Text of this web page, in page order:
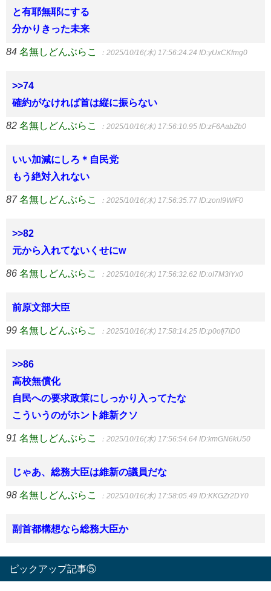
と有耶無耶にする
分かりきった未来
84 名無しどんぶらこ ：2025/10/16(木) 17:56:24.24 ID:yUxCKfmg0
>>74
確約がなければ首は縦に振らない
82 名無しどんぶらこ ：2025/10/16(木) 17:56:10.95 ID:zF6AabZb0
いい加減にしろ＊自民党
もう絶対入れない
87 名無しどんぶらこ ：2025/10/16(木) 17:56:35.77 ID:zonI9W/F0
>>82
元から入れてないくせにw
86 名無しどんぶらこ ：2025/10/16(木) 17:56:32.62 ID:oI7M3iYx0
前原文部大臣
99 名無しどんぶらこ ：2025/10/16(木) 17:58:14.25 ID:p0ofj7iD0
>>86
高校無償化
自民への要求政策にしっかり入ってたな
こういうのがホント維新クソ
91 名無しどんぶらこ ：2025/10/16(木) 17:56:54.64 ID:kmGN6kU50
じゃあ、総務大臣は維新の議員だな
98 名無しどんぶらこ ：2025/10/16(木) 17:58:05.49 ID:KKGZr2DY0
副首都構想なら総務大臣か
ピックアップ記事⑤